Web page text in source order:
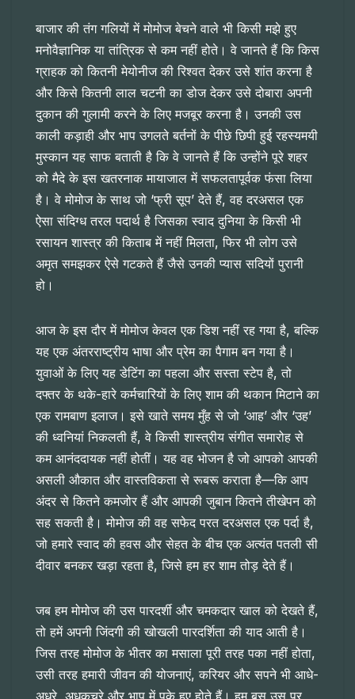
बाजार की तंग गलियों में मोमोज बेचने वाले भी किसी मझे हुए
मनोवैज्ञानिक या तांत्रिक से कम नहीं होते। वे जानते हैं कि किस
ग्राहक को कितनी मेयोनीज की रिश्वत देकर उसे शांत करना है
और किसे कितनी लाल चटनी का डोज देकर उसे दोबारा अपनी
दुकान की गुलामी करने के लिए मजबूर करना है। उनकी उस
काली कड़ाही और भाप उगलते बर्तनों के पीछे छिपी हुई रहस्यमयी
मुस्कान यह साफ बताती है कि वे जानते हैं कि उन्होंने पूरे शहर
को मैदे के इस खतरनाक मायाजाल में सफलतापूर्वक फंसा लिया
है। वे मोमोज के साथ जो ‘फ्री सूप’ देते हैं, वह दरअसल एक
ऐसा संदिग्ध तरल पदार्थ है जिसका स्वाद दुनिया के किसी भी
रसायन शास्त्र की किताब में नहीं मिलता, फिर भी लोग उसे
अमृत समझकर ऐसे गटकते हैं जैसे उनकी प्यास सदियों पुरानी
हो।
आज के इस दौर में मोमोज केवल एक डिश नहीं रह गया है, बल्कि
यह एक अंतरराष्ट्रीय भाषा और प्रेम का पैगाम बन गया है।
युवाओं के लिए यह डेटिंग का पहला और सस्ता स्टेप है, तो
दफ्तर के थके-हारे कर्मचारियों के लिए शाम की थकान मिटाने का
एक रामबाण इलाज। इसे खाते समय मुँह से जो ‘आह’ और ‘उह’
की ध्वनियां निकलती हैं, वे किसी शास्त्रीय संगीत समारोह से
कम आनंददायक नहीं होतीं। यह वह भोजन है जो आपको आपकी
असली औकात और वास्तविकता से रूबरू कराता है—कि आप
अंदर से कितने कमजोर हैं और आपकी जुबान कितने तीखेपन को
सह सकती है। मोमोज की वह सफेद परत दरअसल एक पर्दा है,
जो हमारे स्वाद की हवस और सेहत के बीच एक अत्यंत पतली सी
दीवार बनकर खड़ा रहता है, जिसे हम हर शाम तोड़ देते हैं।
जब हम मोमोज की उस पारदर्शी और चमकदार खाल को देखते हैं,
तो हमें अपनी जिंदगी की खोखली पारदर्शिता की याद आती है।
जिस तरह मोमोज के भीतर का मसाला पूरी तरह पका नहीं होता,
उसी तरह हमारी जीवन की योजनाएं, करियर और सपने भी आधे-